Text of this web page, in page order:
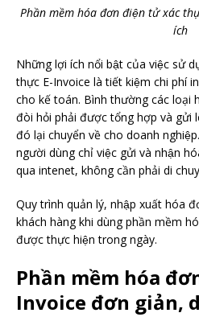
Phần mềm hóa đơn điện tử xác
ích
Những lợi ích nổi bật của việc sử
thực E-Invoice là tiết kiệm chi phí
cho kế toán. Bình thường các loại
đòi hỏi phải được tổng hợp và gửi
đó lại chuyển về cho doanh
người dùng chỉ việc gửi và nhận
qua intenet, không cần phải di
Quy trình quản lý, nhập xuất hóa
khách hàng khi dùng phần mềm
được thực hiện trong ngày.
Phần mềm hóa
Invoice đơn giản,